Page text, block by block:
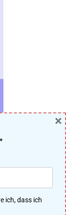
MACHT IDEEN
Community
an. Perfekt
ich, dass ich
×